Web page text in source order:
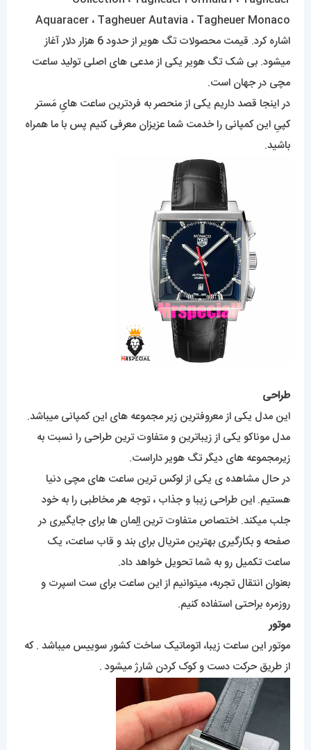
Aquaracer ، Tagheuer Autavia ، Tagheuer Monaco
اشاره کرد. قیمت محصولات تگ هویر از حدود 6 هزار دلار آغاز
میشود. بی شک تگ هویر یکی از مدعی های اصلی تولید ساعت
مچی در جهان است.
در اینجا قصد داریم یکی از منحصر به فردترین ساعت هایِ مَستر
کپیِ این کمپانی را خدمت شما عزیزان معرفی کنیم پس با ما همراه
باشید.
طراحی
این مدل یکی از معروفترین زیر مجموعه های این کمپانی میباشد.
مدل موناکو یکی از زیباترین و متفاوت ترین طراحی را نسبت به
زیرمجموعه های دیگر تگ هویر داراست.
در حال مشاهده ی یکی از لوکس ترین ساعت های مچی دنیا
هستیم. این طراحی زیبا و جذاب ، توجه هر مخاطبی را به خود
جلب میکند. اختصاص متفاوت ترین اِلِمان ها برای جایگیری در
صفحه و بکارگیری بهترین متریال برای بند و قاب ساعت، یک
ساعت تکمیل رو به شما تحویل خواهد داد.
بعنوان انتقال تجربه، میتوانیم از این ساعت برای ست اسپرت و
روزمره براحتی استفاده کنیم.
موتور
موتور این ساعت زیبا، اتوماتیک ساخت کشور سوییس میباشد . که
از طریق حرکت دست و کوک کردن شارژ میشود .